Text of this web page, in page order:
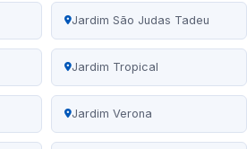
Jardim São Judas Tadeu
Jardim Tropical
Jardim Verona